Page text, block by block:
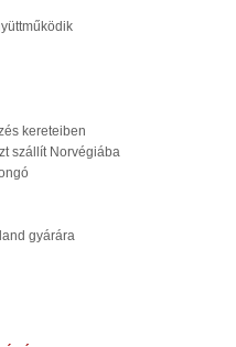
kereteiben
szállít Norvégiába
gyárára